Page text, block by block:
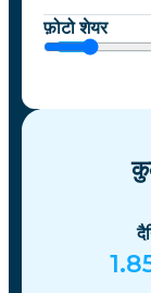
फ़ोटो शेयर